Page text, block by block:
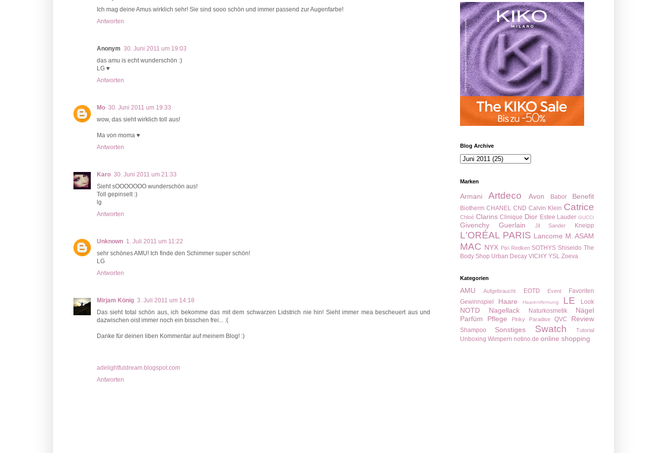
Ich mag deine Amus wirklich sehr! Sie sind sooo schön und immer passend zur Augenfarbe!
Antworten
Anonym 30. Juni 2011 um 19:03
das amu is echt wunderschön :)
LG ♥
Antworten
Mo 30. Juni 2011 um 19:33
wow, das sieht wirklich toll aus!
Ma von moma ♥
Antworten
Karo 30. Juni 2011 um 21:33
Sieht sOOOOOOO wunderschön aus!
Toll gepinselt :)
lg
Antworten
Unknown 1. Juli 2011 um 11:22
sehr schönes AMU! Ich finde den Schimmer super schön!
LG
Antworten
Mirjam König 3. Juli 2011 um 14:18
Das sieht total schön aus, ich bekomme das mit dem schwarzen Lidstrich nie hin! Sieht immer mea bescheuert aus und
dazwischen oist immer noch ein bisschen frei... :(
Danke für deinen liben Kommentar auf meinem Blog! :)
adelightfuldream.blogspot.com
Antworten
Blog Archive
Marken
Armani Artdeco Avon Babor Benefit
Biotherm CHANEL CND Calvin Klein Catrice
Chloé Clarins Clinique Dior Estee Lauder GUCCI
Givenchy Guerlain Jil Sander Kneipp
L'ORÉAL PARIS Lancome M. ASAM
MAC NYX Pixi Redken SOTHYS Shiseido The
Body Shop Urban Decay VICHY YSL Zoeva
Kategorien
AMU Aufgebraucht EOTD Event
Favoriten
Gewinnspiel
Haare Haarentfernung LE Look
NOTD Nagellack Naturkosmetik
Nägel
Parfüm
Pflege Pinky Paradise QVC Review
Shampoo Sonstiges Swatch Tutorial
Unboxing Wimpern notino.de online shopping